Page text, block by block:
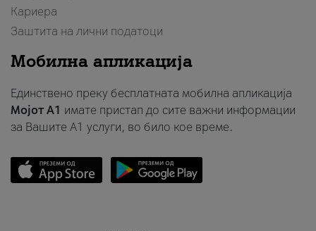
Кариера
Заштита на лични податоци
Мобилна апликација
Единствено преку бесплатната мобилна апликација
Мојот A1 имате пристап до сите важни информации
за Вашите A1 услуги, во било кое време.